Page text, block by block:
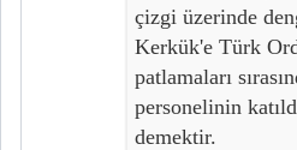
çizgi üzerinde
Kerkük'e Türk
patlamaları
personelinin
demektir.